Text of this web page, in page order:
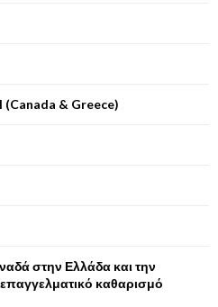
& Greece)
στην Ελλάδα και την
καθαρισμό